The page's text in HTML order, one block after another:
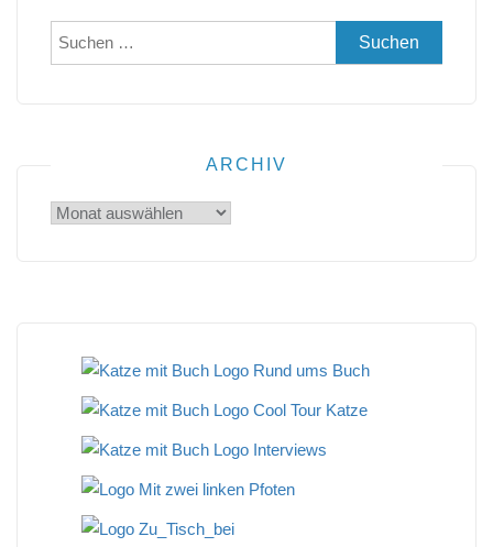
Suchen
nach:
ARCHIV
Archiv